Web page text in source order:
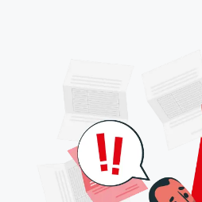
EN
EE.
UU.